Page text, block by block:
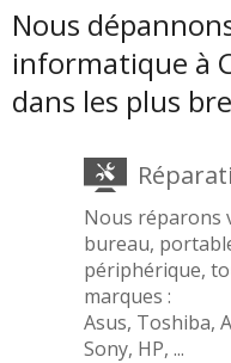
Nous
informatique à
dans les plus
Nous réparons
bureau,
périphérique,
marques :
Asus, Toshiba,
Sony, HP, ...